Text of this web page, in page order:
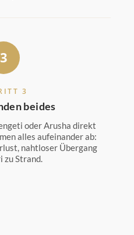
3
3
beides
oder Arusha direkt
alles aufeinander ab:
nahtloser Übergang
zu Strand.